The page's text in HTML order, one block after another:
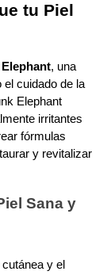
tu Piel
, una
cuidado de la
Elephant
irritantes
fórmulas
y revitalizar
Sana y
y el